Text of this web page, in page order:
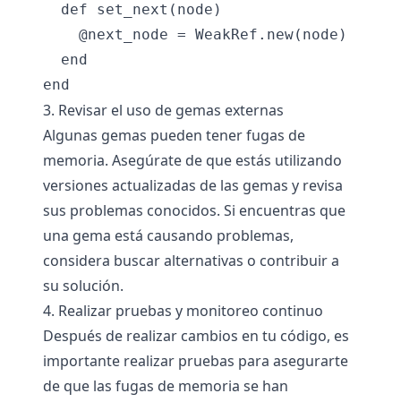
  def set_next(node)
    @next_node = WeakRef.new(node)
  end
3. Revisar el uso de gemas externas
Algunas gemas pueden tener fugas de
memoria. Asegúrate de que estás utilizando
versiones actualizadas de las gemas y revisa
sus problemas conocidos. Si encuentras que
una gema está causando problemas,
considera buscar alternativas o contribuir a
su solución.
4. Realizar pruebas y monitoreo continuo
Después de realizar cambios en tu código, es
importante realizar pruebas para asegurarte
de que las fugas de memoria se han